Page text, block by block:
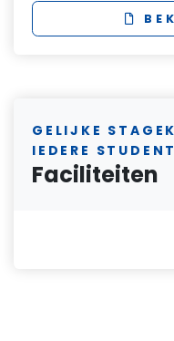
GELIJKE
IEDERE STUDENT
Faciliteiten